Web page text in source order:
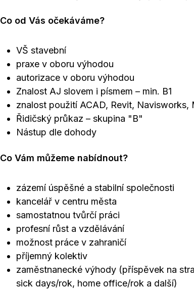
Co od Vás očekáváme?
VŠ stavební
praxe v oboru výhodou
autorizace v oboru výhodou
Znalost AJ slovem i písmem – min. B1
znalost použití ACAD, Revit, Navisworks,
Řidičský průkaz – skupina "B"
Nástup dle dohody
Co Vám můžeme nabídnout?
zázemí úspěšné a stabilní společnosti
kancelář v centru města
samostatnou tvůrčí práci
profesní růst a vzdělávání
možnost práce v zahraničí
příjemný kolektiv
zaměstnanecké výhody (příspěvek na
sick days/rok, home office/rok a další)